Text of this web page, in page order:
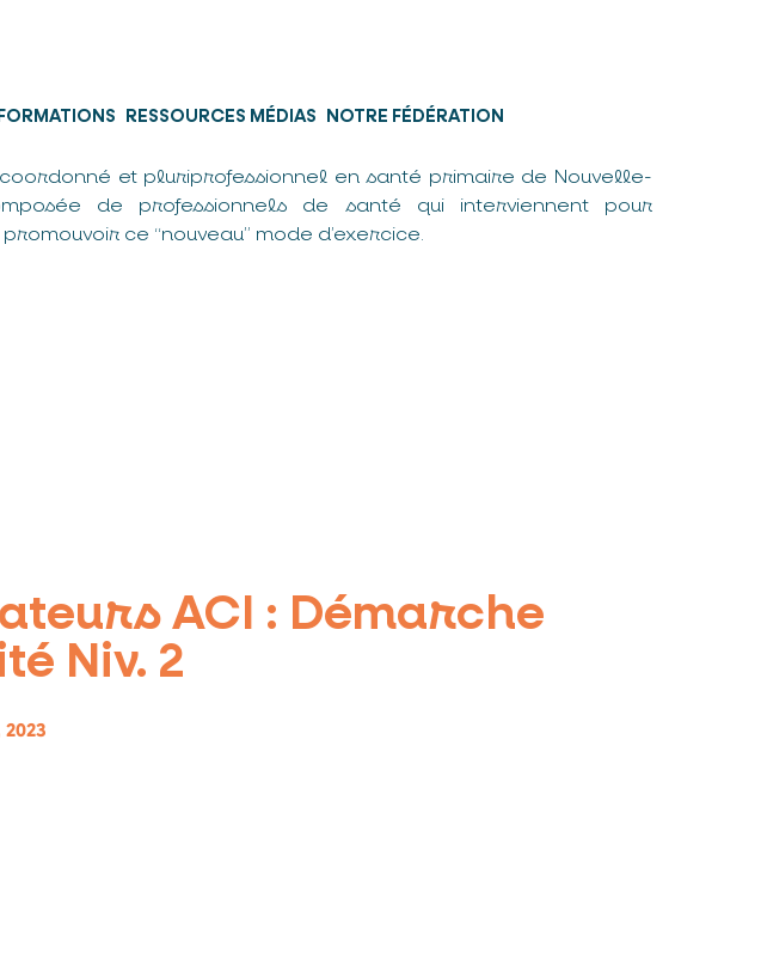
RESSOURCES MÉDIAS NOTRE FÉDÉRATION
et pluriprofessionnel en santé primaire de Nouvelle-
de professionnels de santé qui interviennent pour
ce “nouveau” mode d’exercice.
ACI : Démarche
Niv. 2